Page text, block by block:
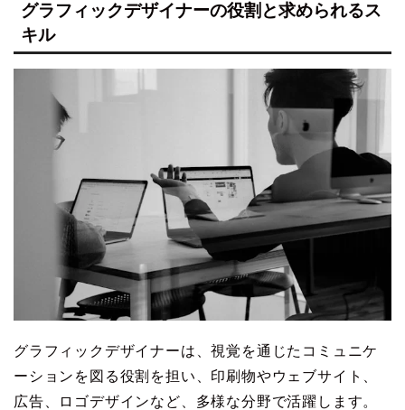
グラフィックデザイナーの役割と求められるス
キル
グラフィックデザイナーは、視覚を通じたコミュニケ
ーションを図る役割を担い、印刷物やウェブサイト、
広告、ロゴデザインなど、多様な分野で活躍します。